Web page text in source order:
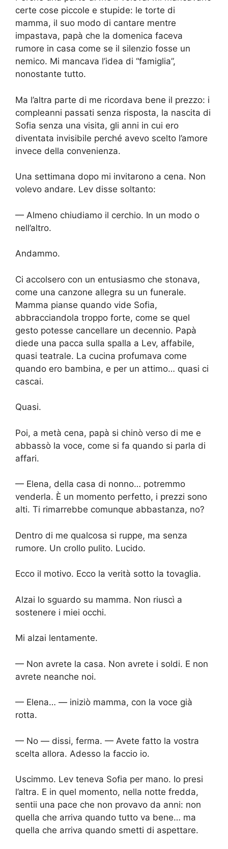
certe cose piccole e stupide: le torte di
mamma, il suo modo di cantare mentre
impastava, papà che la domenica faceva
rumore in casa come se il silenzio fosse un
nemico. Mi mancava l’idea di “famiglia”,
nonostante tutto.
Ma l’altra parte di me ricordava bene il prezzo: i
compleanni passati senza risposta, la nascita di
Sofia senza una visita, gli anni in cui ero
diventata invisibile perché avevo scelto l’amore
invece della convenienza.
Una settimana dopo mi invitarono a cena. Non
volevo andare. Lev disse soltanto:
— Almeno chiudiamo il cerchio. In un modo o
nell’altro.
Andammo.
Ci accolsero con un entusiasmo che stonava,
come una canzone allegra su un funerale.
Mamma pianse quando vide Sofia,
abbracciandola troppo forte, come se quel
gesto potesse cancellare un decennio. Papà
diede una pacca sulla spalla a Lev, affabile,
quasi teatrale. La cucina profumava come
quando ero bambina, e per un attimo… quasi ci
cascai.
Quasi.
Poi, a metà cena, papà si chinò verso di me e
abbassò la voce, come si fa quando si parla di
affari.
— Elena, della casa di nonno… potremmo
venderla. È un momento perfetto, i prezzi sono
alti. Ti rimarrebbe comunque abbastanza, no?
Dentro di me qualcosa si ruppe, ma senza
rumore. Un crollo pulito. Lucido.
Ecco il motivo. Ecco la verità sotto la tovaglia.
Alzai lo sguardo su mamma. Non riuscì a
sostenere i miei occhi.
Mi alzai lentamente.
— Non avrete la casa. Non avrete i soldi. E non
avrete neanche noi.
— Elena… — iniziò mamma, con la voce già
rotta.
— No — dissi, ferma. — Avete fatto la vostra
scelta allora. Adesso la faccio io.
Uscimmo. Lev teneva Sofia per mano. Io presi
l’altra. E in quel momento, nella notte fredda,
sentii una pace che non provavo da anni: non
quella che arriva quando tutto va bene… ma
quella che arriva quando smetti di aspettare.